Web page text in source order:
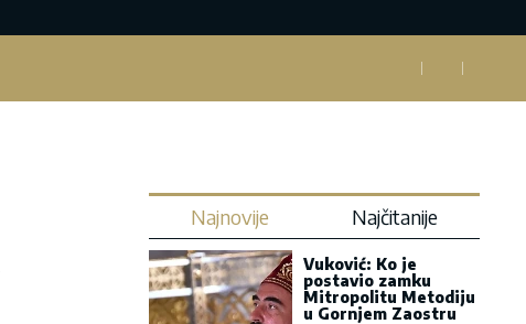
Najnovije Najčitanije
Vuković: Ko je
postavio zamku
Mitropolitu Metodiju
u Gornjem Zaostru